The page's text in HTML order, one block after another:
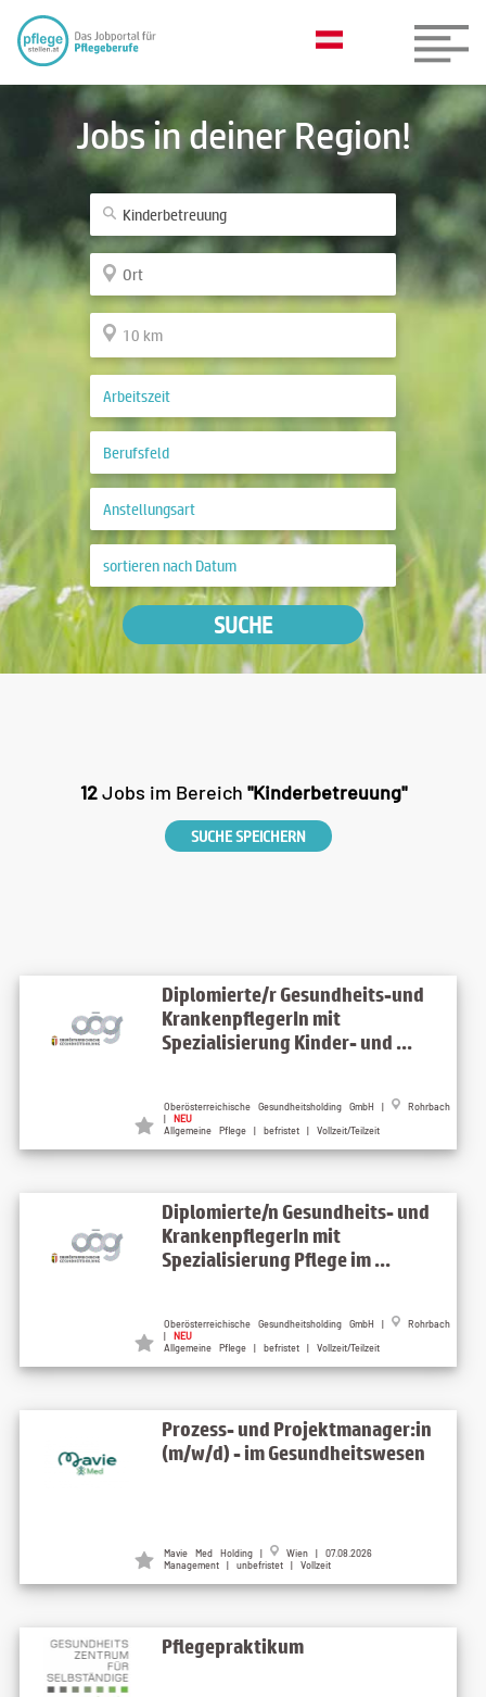
Jobs in deiner Region!
SUCHE
12Jobs im Bereich "Kinderbetreuung"
SUCHE SPEICHERN
Diplomierte/r Gesundheits-und
KrankenpflegerIn mit
Spezialisierung Kinder- und ...
Oberösterreichische Gesundheitsholding GmbH |
Rohrbach
| NEU
Allgemeine Pflege | befristet | Vollzeit/Teilzeit
Diplomierte/n Gesundheits- und
KrankenpflegerIn mit
Spezialisierung Pflege im ...
Oberösterreichische Gesundheitsholding GmbH |
Rohrbach
| NEU
Allgemeine Pflege | befristet | Vollzeit/Teilzeit
Prozess- und Projektmanager:in
(m/w/d) - im Gesundheitswesen
Mavie Med Holding |
Wien | 07.08.2026
Management | unbefristet | Vollzeit
Pflegepraktikum